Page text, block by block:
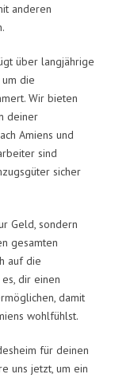
anderen
über langjährige
die
Wir bieten
deiner
Amiens und
sind
sicher
Geld, sondern
gesamten
auf die
dir einen
damit
wohlfühlst.
für deinen
uns jetzt, um ein